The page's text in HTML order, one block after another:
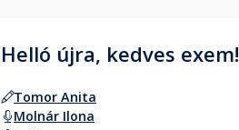
Helló újra, kedves exem!
Tomor Anita
Molnár Ilona